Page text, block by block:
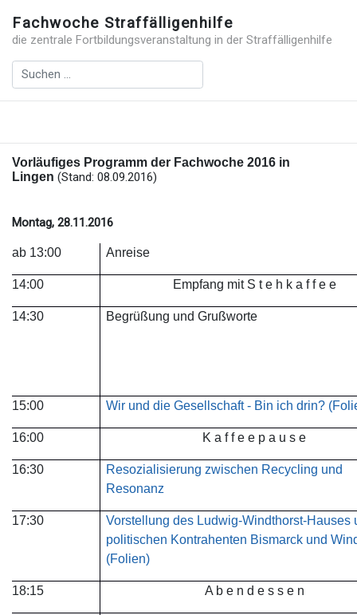
Fachwoche Straffälligenhilfe
die zentrale Fortbildungsveranstaltung in der Straffälligenhilfe
Vorläufiges Programm der Fachwoche 2016 in
Lingen (Stand: 08.09.2016)
Montag, 28.11.2016
ab 13:00 Anreise
14:00 Empfang mit S t e h k a f f e e
14:30 Begrüßung und Grußworte
15:00 Wir und die Gesellschaft - Bin ich drin?
16:00 K a f f e e p a u s e
16:30
Resozialisierung zwischen Recycling und
Resonanz
17:30
Vorstellung des Ludwig-Windthorst-Hauses
politischen Kontrahenten Bismarck und
(Folien)
18:15 A b e n d e s s e n